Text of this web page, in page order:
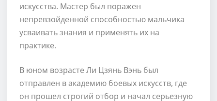
искусства. Мастер был поражен
непревзойденной способностью мальчика
усваивать знания и применять их на
практике.
В юном возрасте Ли Цзянь Вэнь был
отправлен в академию боевых искусств, где
он прошел строгий отбор и начал серьезную